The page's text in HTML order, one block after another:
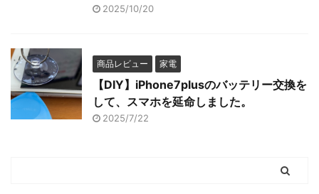
2025/10/20
商品レビュー 家電
【DIY】iPhone7plusのバッテリー交換を
して、スマホを延命しました。
2025/7/22